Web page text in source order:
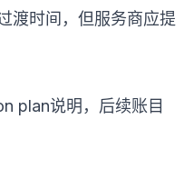
渡时间，但服务商应提
plan说明，后续账目